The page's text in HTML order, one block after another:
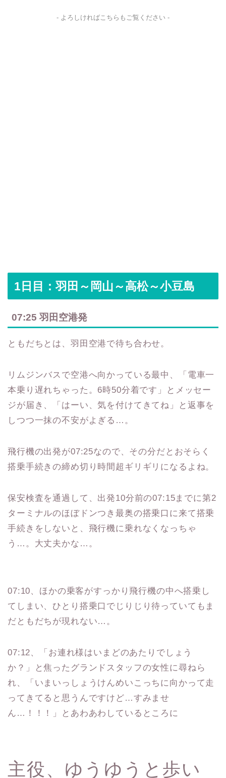
- よろしければこちらもご覧ください -
1日目：羽田～岡山～高松～小豆島
07:25 羽田空港発
ともだちとは、羽田空港で待ち合わせ。
リムジンバスで空港へ向かっている最中、「電車一
本乗り遅れちゃった。6時50分着です」とメッセー
ジが届き、「はーい、気を付けてきてね」と返事を
しつつ一抹の不安がよぎる…。
飛行機の出発が07:25なので、その分だとおそらく
搭乗手続きの締め切り時間超ギリギリになるよね。
保安検査を通過して、出発10分前の07:15までに第2
ターミナルのほぼドンつき最奥の搭乗口に来て搭乗
手続きをしないと、飛行機に乗れなくなっちゃ
う…。大丈夫かな…。
07:10、ほかの乗客がすっかり飛行機の中へ搭乗し
てしまい、ひとり搭乗口でじりじり待っていてもま
だともだちが現れない…。
07:12、「お連れ様はいまどのあたりでしょう
か？」と焦ったグランドスタッフの女性に尋ねら
れ、「いまいっしょうけんめいこっちに向かって走
ってきてると思うんですけど…すみませ
ん…！！！」とあわあわしているところに
主役、ゆうゆうと歩い